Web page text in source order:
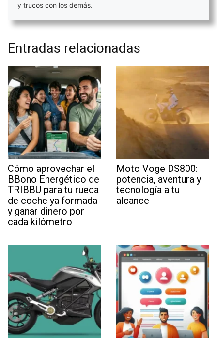
y trucos con los demás.
Entradas relacionadas
Cómo aprovechar el
BBono Energético de
TRIBBU para tu rueda
de coche ya formada
y ganar dinero por
cada kilómetro
Moto Voge DS800:
potencia, aventura y
tecnología a tu
alcance